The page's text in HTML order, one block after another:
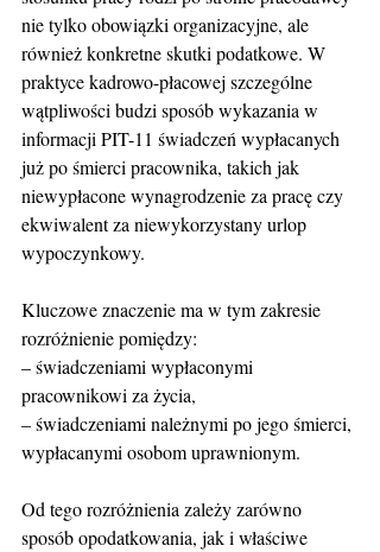
nie tylko obowiązki organizacyjne, ale
również konkretne skutki podatkowe. W
praktyce kadrowo-płacowej szczególne
wątpliwości budzi sposób wykazania w
informacji PIT-11 świadczeń wypłacanych
już po śmierci pracownika, takich jak
niewypłacone wynagrodzenie za pracę czy
ekwiwalent za niewykorzystany urlop
wypoczynkowy.
Kluczowe znaczenie ma w tym zakresie
rozróżnienie pomiędzy:
– świadczeniami wypłaconymi
pracownikowi za życia,
– świadczeniami należnymi po jego śmierci,
wypłacanymi osobom uprawnionym.
Od tego rozróżnienia zależy zarówno
sposób opodatkowania, jak i właściwe